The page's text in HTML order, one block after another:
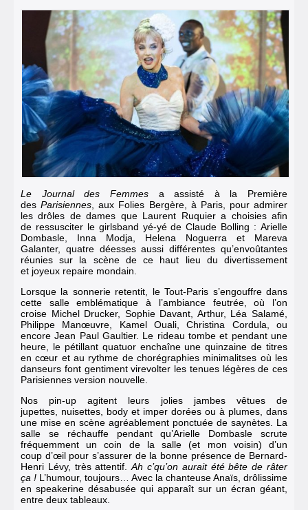
Le Journal des Femmesa assisté à la Première
desParisiennes, aux Folies Bergère, à Paris, pour admirer
les drôles de dames que Laurent Ruquier a choisies afin
de ressusciter le girlsband yé-yé de Claude Bolling : Arielle
Dombasle, Inna Modja, Helena Noguerra et Mareva
Galanter, quatre déesses aussi différentes qu’envoûtantes
réunies sur la scène de ce haut lieu du divertissement
et joyeux repaire mondain.
Lorsque la sonnerie retentit, le Tout-Paris s’engouffre dans
cette salle emblématique à l’ambiance feutrée, où l’on
croise Michel Drucker, Sophie Davant, Arthur, Léa Salamé,
Philippe Manœuvre, Kamel Ouali, Christina Cordula, ou
encore Jean Paul Gaultier. Le rideau tombe et pendant une
heure, le pétillant quatuor enchaîne une quinzaine de titres
en cœur et au rythme de chorégraphies minimalitses où les
danseurs font gentiment virevolter les tenues légères de ces
Parisiennes version nouvelle.
Nos pin-up agitent leurs jolies jambes vêtues de
jupettes, nuisettes, body et imper dorées ou à plumes, dans
une mise en scène agréablement ponctuée de saynètes. La
salle se réchauffe pendant qu’Arielle Dombasle scrute
fréquemment un coin de la salle (et mon voisin) d’un
coup d’œil pour s’assurer de la bonne présence de Bernard-
Henri Lévy, très attentif. Ah c’qu’on aurait été bête de râter
ça ! L’humour, toujours… Avec la chanteuse Anaïs, drôlissime
en speakerine désabusée qui apparaît sur un écran géant,
entre deux tableaux.